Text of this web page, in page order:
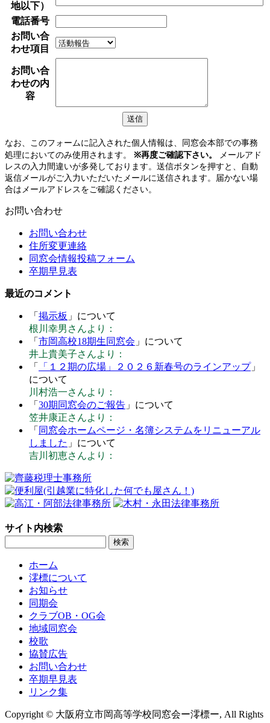
地以下）
電話番号
お問い合
わせ項目
お問い合
わせの内
容
なお、このフォームに記入された個人情報は、同窓会本部での事務
処理においてのみ使用されます。 ※再度ご確認下さい。
メールアド
レスの入力間違いが多発しております。送信ボタンを押すと、自動
返信メールがご入力いただいたメールに送信されます。届かない場
合はメールアドレスをご確認ください。
お問い合わせ
お問い合わせ
住所変更連絡
同窓会情報投稿フォーム
卒期早見表
最近のコメント
「 掲示板 」について
根川幸男さんより：
「 市岡高校18期生同窓会 」について
井上貴美子さんより：
「
「１２期の広場」２０２６新春号のラインアップ」
について
川村浩一さんより：
「 30期同窓会のご報告 」について
笠井康正さんより：
「 同窓会ホームページ・名簿システムをリニューアル
しました 」について
吉川初恵さんより：
サイト内検索
ホーム
澪標について
お知らせ
同期会
クラブOB・OG会
地域同窓会
校歌
協賛広告
お問い合わせ
卒期早見表
リンク集
Copyright © 大阪府立市岡高等学校同窓会ー澪標ー, All Rights